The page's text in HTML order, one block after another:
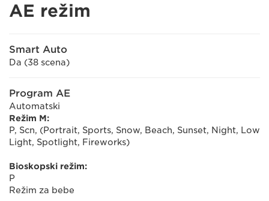
AE režim
Smart Auto
Da (38 scena)
Program AE
Automatski
Režim M:
P, Scn, (Portrait, Sports, Snow, Beach, Sunset, Night, Low
Light, Spotlight, Fireworks)
Bioskopski režim:
P
Režim za bebe